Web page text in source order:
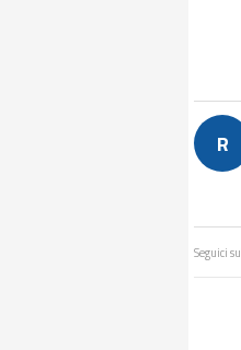
R
Seguici su